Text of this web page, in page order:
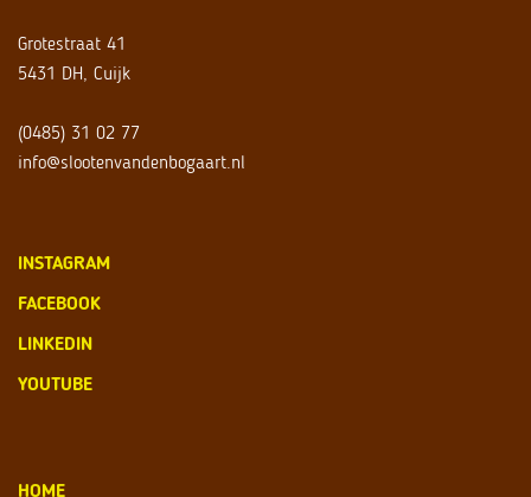
Grotestraat 41
5431 DH, Cuijk
(0485) 31 02 77
info@slootenvandenbogaart.nl
INSTAGRAM
FACEBOOK
LINKEDIN
YOUTUBE
HOME